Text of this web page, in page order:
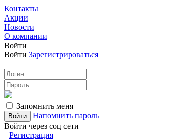
Контакты
Акции
Новости
О компании
Войти
Войти Зарегистрироваться
Запомнить меня
Напомнить пароль
Войти через соц сети
Регистрация